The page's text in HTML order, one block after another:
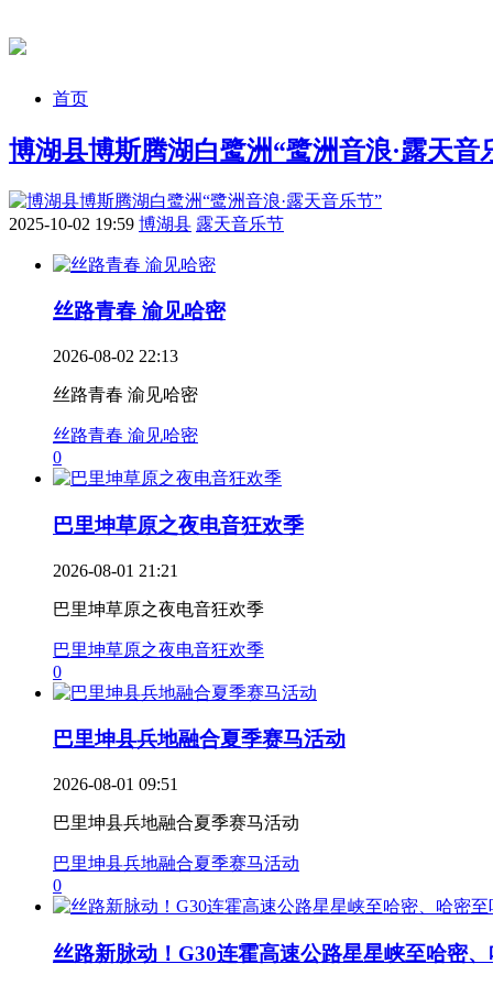
首页
博湖县博斯腾湖白鹭洲“鹭洲音浪·露天音
2025-10-02 19:59 博湖县 露天音乐节
丝路青春 渝见哈密
2026-08-02 22:13
丝路青春 渝见哈密
丝路青春 渝见哈密
0
巴里坤草原之夜电音狂欢季
2026-08-01 21:21
巴里坤草原之夜电音狂欢季
巴里坤草原之夜电音狂欢季
0
巴里坤县兵地融合夏季赛马活动
2026-08-01 09:51
巴里坤县兵地融合夏季赛马活动
巴里坤县兵地融合夏季赛马活动
0
丝路新脉动！G30连霍高速公路星星峡至哈密、